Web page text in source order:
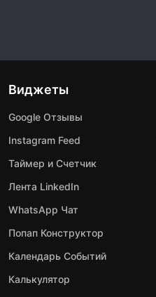
Виджеты
Google Отзывы
Instagram Feed
Таймер и Счетчик
Лента LinkedIn
WhatsApp Чат
Попап Конструктор
Календарь Событий
Калькулятор